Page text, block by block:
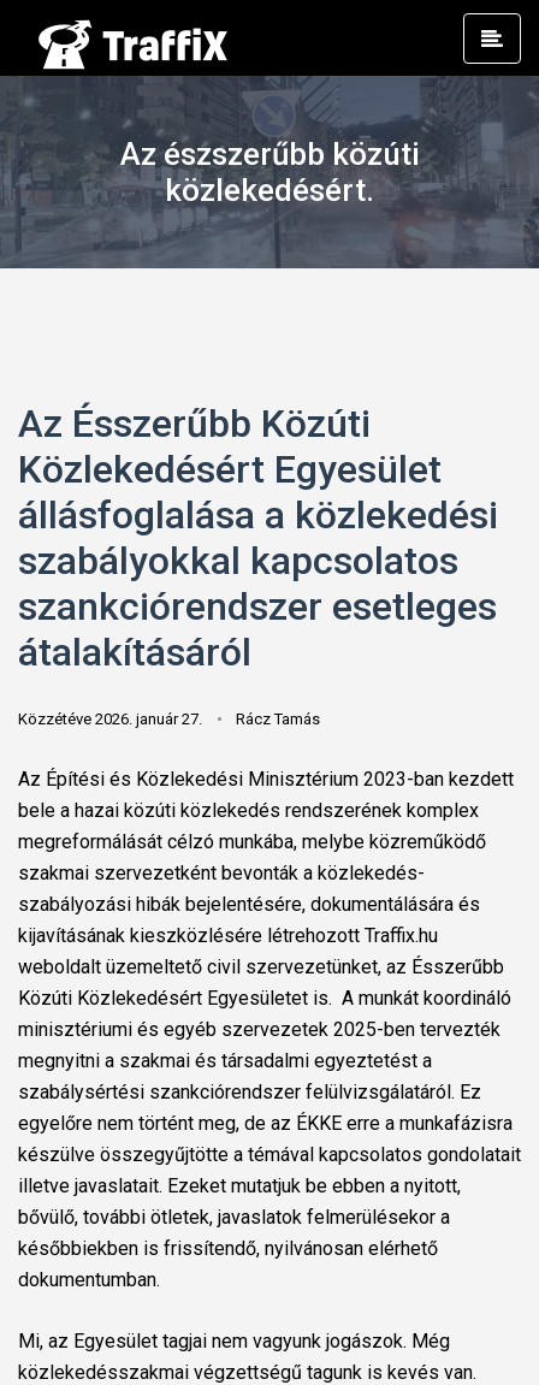
Az észszerűbb közúti
közlekedésért.
Az Ésszerűbb Közúti
Közlekedésért Egyesület
állásfoglalása a közlekedési
szabályokkal kapcsolatos
szankciórendszer esetleges
átalakításáról
Közzétéve 2026. január 27. Rácz Tamás
Az Építési és Közlekedési Minisztérium 2023-ban kezdett
bele a hazai közúti közlekedés rendszerének komplex
megreformálását célzó munkába, melybe közreműködő
szakmai szervezetként bevonták a közlekedés-
szabályozási hibák bejelentésére, dokumentálására és
kijavításának kieszközlésére létrehozott Traffix.hu
weboldalt üzemeltető civil szervezetünket, az Ésszerűbb
Közúti Közlekedésért Egyesületet is. A munkát koordináló
minisztériumi és egyéb szervezetek 2025-ben tervezték
megnyitni a szakmai és társadalmi egyeztetést a
szabálysértési szankciórendszer felülvizsgálatáról. Ez
egyelőre nem történt meg, de az ÉKKE erre a munkafázisra
készülve összegyűjtötte a témával kapcsolatos gondolatait
illetve javaslatait. Ezeket mutatjuk be ebben a nyitott,
bővülő, további ötletek, javaslatok felmerülésekor a
későbbiekben is frissítendő, nyilvánosan elérhető
dokumentumban.
Mi, az Egyesület tagjai nem vagyunk jogászok. Még
közlekedésszakmai végzettségű tagunk is kevés van.